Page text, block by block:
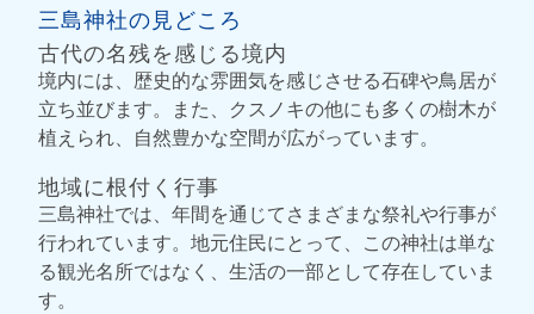
三島神社の見どころ
古代の名残を感じる境内
境内には、歴史的な雰囲気を感じさせる石碑や鳥居が
立ち並びます。また、クスノキの他にも多くの樹木が
植えられ、自然豊かな空間が広がっています。
地域に根付く行事
三島神社では、年間を通じてさまざまな祭礼や行事が
行われています。地元住民にとって、この神社は単な
る観光名所ではなく、生活の一部として存在していま
す。